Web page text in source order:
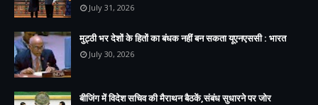
July 31, 2026
मुट्ठी भर देशों के हितों का बंधक नहीं बन सकता यूएनएससी : भारत
July 30, 2026
बीजिंग में विदेश सचिव की मैराथन बैठकें,संबंध सुधारने पर जोर